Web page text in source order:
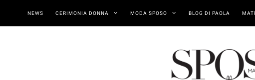
NEWS CERIMONIA DONNA MODA SPOSO BLOG DI PAOLA